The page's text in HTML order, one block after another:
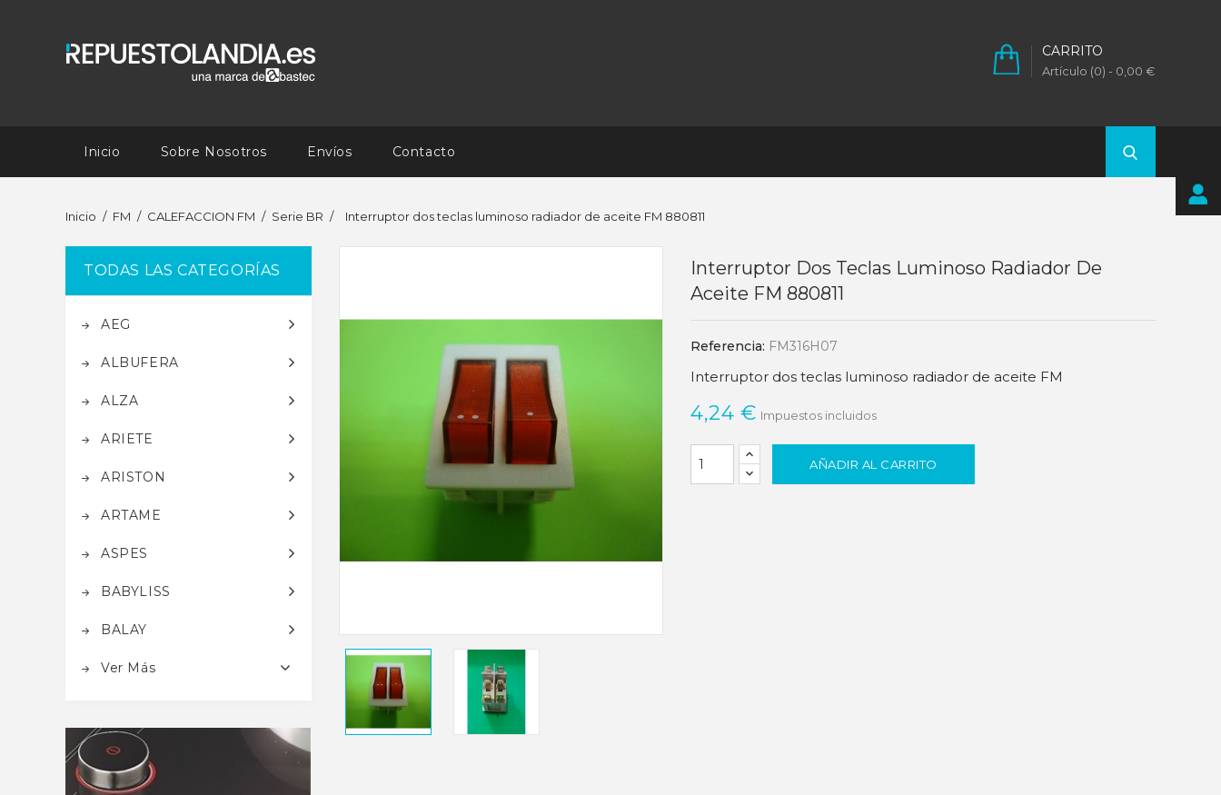
CARRITO
Artículo (0) - 0,00 €
Inicio Sobre Nosotros Envíos Contacto
Inicio FM CALEFACCION FM Serie BR Interruptor dos teclas luminoso radiador de aceite FM 880811
TODAS LAS CATEGORÍAS
AEG
ALBUFERA
ALZA
ARIETE
ARISTON
ARTAME
ASPES
BABYLISS
BALAY
Ver Más
Interruptor Dos Teclas Luminoso Radiador De
Aceite FM 880811
Referencia: FM316H07
Interruptor dos teclas luminoso radiador de aceite FM
4,24 € Impuestos incluidos
AÑADIR AL CARRITO